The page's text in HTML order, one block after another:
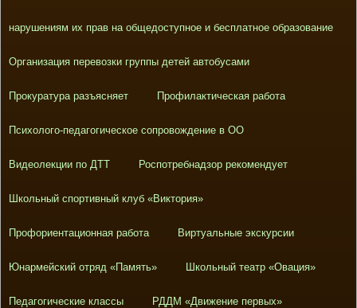
нарушениям их прав на общедоступное и бесплатное образование
Организация перевозки группы детей автобусами
Прокуратура разъясняет Профилактическая работа
Психолого-педагогическое сопровождение в ОО
Видеолекции по ДТТ Роспотребнадзор рекомендует
Школьный спортивный клуб «Виктория»
Профориентационная работа Виртуальные экскурсии
Юнармейский отряд «Память» Школьный театр «Овация»
Педагогические классы РДДМ «Движение первых»